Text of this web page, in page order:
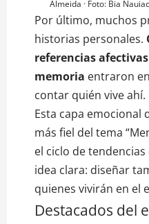
Almeida · Foto: Bia
Por último, muchos
historias personales.
referencias
memoria entraron
contar quién vive ahí.
Esta capa emocional
más fiel del tema
el ciclo de
idea clara: diseñar
quienes vivirán en el
Destacados del